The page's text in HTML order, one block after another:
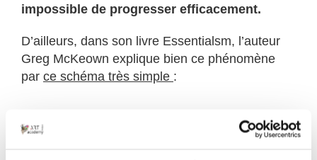
impossible de progresser efficacement.
D’ailleurs, dans son livre Essentialsm, l’auteur
Greg McKeown explique bien ce phénomène
par ce schéma très simple :